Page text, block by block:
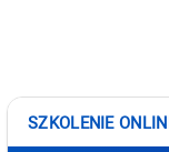
SZKOLENIE